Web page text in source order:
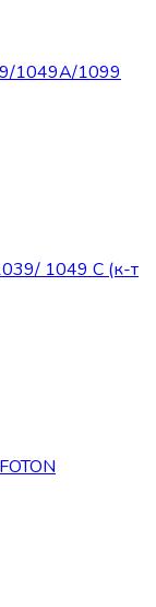
1049А/1099
1049 C (к-т